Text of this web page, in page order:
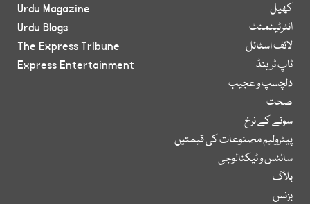
کھیل
انٹرٹینمنٹ
لائف اسٹائل
ٹاپ ٹرینڈ
دلچسپ و عجیب
صحت
سونے کے نرخ
پیٹرولیم مصنوعات کی قیمتیں
سائنس و ٹیکنالوجی
بلاگ
بزنس
Urdu Magazine
Urdu Blogs
The Express Tribune
Express Entertainment